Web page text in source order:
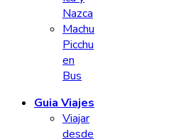
Nazca
Machu
Picchu
en
Bus
Guia Viajes
Viajar
desde